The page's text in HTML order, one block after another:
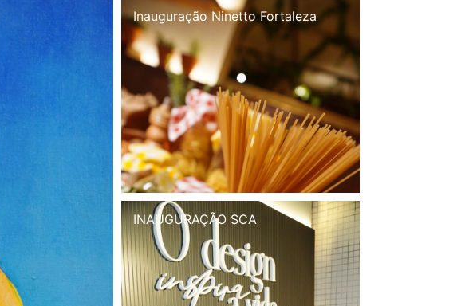
Fortaleza Inauguração Illa Café
INAUGURAÇÃO SCA